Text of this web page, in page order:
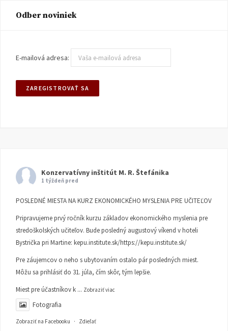
Odber noviniek
E-mailová adresa:
Konzervatívny inštitút M. R. Štefánika
1 týždeň pred
POSLEDNÉ MIESTA NA KURZ EKONOMICKÉHO MYSLENIA PRE UČITEĽOV
Pripravujeme prvý ročník kurzu základov ekonomického myslenia pre
stredoškolských učiteľov. Bude posledný augustový víkend v hoteli
Bystrička pri Martine: kepu.institute.sk/https://kepu.institute.sk/
Pre záujemcov o neho s ubytovaním ostalo pár posledných miest.
Môžu sa prihlásiť do 31. júla, čím skôr, tým lepšie.
Miest pre účastníkov k ... Zobraziť viac
Fotografia
Zobraziť na Facebooku · Zdieľať